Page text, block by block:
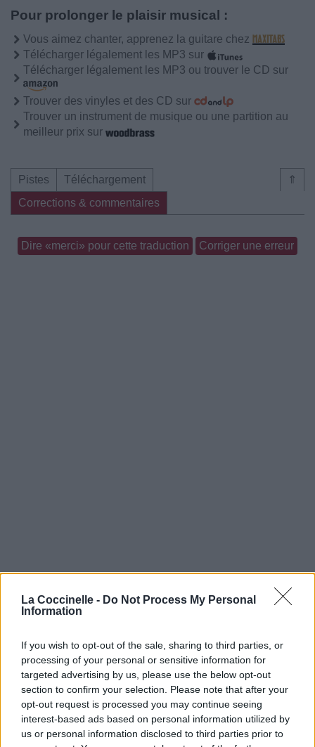
La Coccinelle - Do Not Process My Personal
Information
If you wish to opt-out of the sale, sharing to third parties, or
processing of your personal or sensitive information for
targeted advertising by us, please use the below opt-out
section to confirm your selection. Please note that after your
opt-out request is processed you may continue seeing
interest-based ads based on personal information utilized by
us or personal information disclosed to third parties prior to
Pour prolonger le plaisir musical :
Vous aimez chanter, apprenez la guitare chez
Télécharger légalement les MP3 sur
Télécharger légalement les MP3 ou trouver le CD sur
Trouver des vinyles et des CD sur
Trouver un instrument de musique ou une partition au
meilleur prix sur
⇑
Pistes
Téléchargement
Corrections & commentaires
Dire «merci» pour cette traduction Corriger une erreur